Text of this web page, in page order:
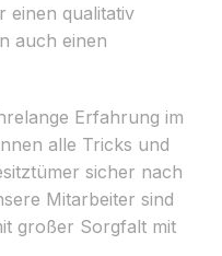
einen qualitativ
auch einen
Erfahrung im
alle Tricks und
sicher nach
Mitarbeiter sind
großer Sorgfalt mit